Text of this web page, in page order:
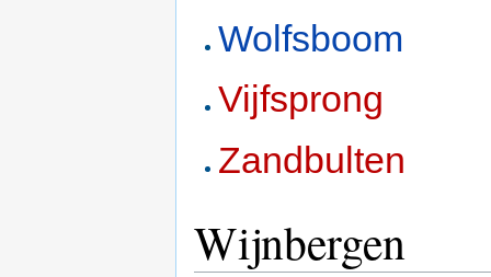
Wolfsboom
Vijfsprong
Zandbulten
Wijnbergen